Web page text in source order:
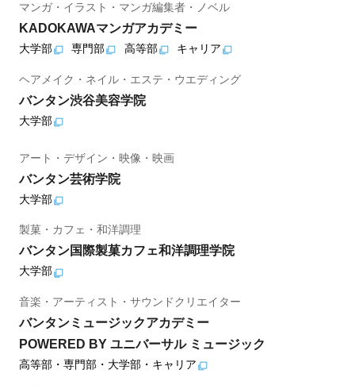
マンガ・イラスト・マンガ編集者・ノベル
KADOKAWAマンガアカデミー
大学部 専門部 高等部 キャリア
ヘアメイク・ネイル・エステ・ウエディング
バンタン渋谷美容学院
大学部
アート・デザイン・映像・映画
バンタン芸術学院
大学部
製菓・カフェ・和洋調理
バンタン国際製菓カフェ和洋調理学院
大学部
音楽・アーティスト・サウンドクリエイター
バンタンミュージックアカデミー
POWERED BY ユニバーサル ミュージック
高等部・専門部・大学部・キャリア